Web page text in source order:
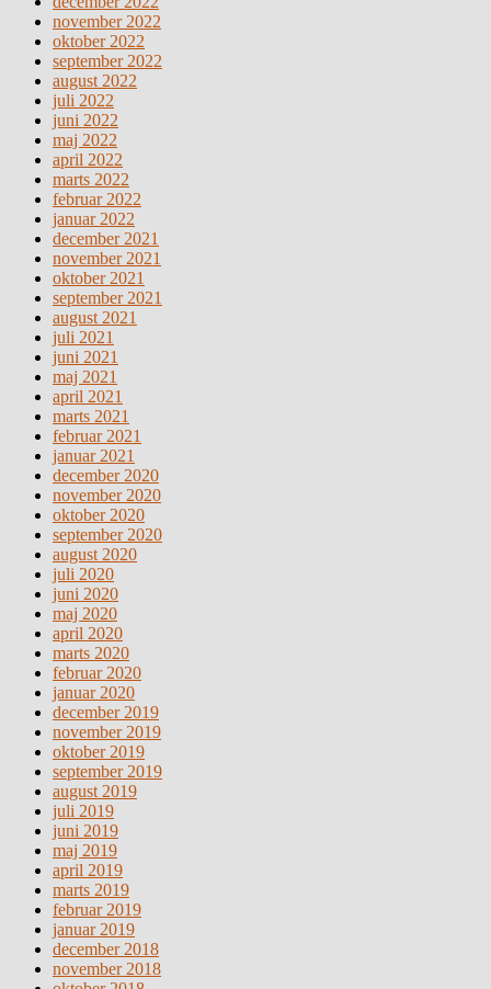
november 2022
oktober 2022
september 2022
august 2022
juli 2022
juni 2022
maj 2022
april 2022
marts 2022
februar 2022
januar 2022
december 2021
november 2021
oktober 2021
september 2021
august 2021
juli 2021
juni 2021
maj 2021
april 2021
marts 2021
februar 2021
januar 2021
december 2020
november 2020
oktober 2020
september 2020
august 2020
juli 2020
juni 2020
maj 2020
april 2020
marts 2020
februar 2020
januar 2020
december 2019
november 2019
oktober 2019
september 2019
august 2019
juli 2019
juni 2019
maj 2019
april 2019
marts 2019
februar 2019
januar 2019
december 2018
november 2018